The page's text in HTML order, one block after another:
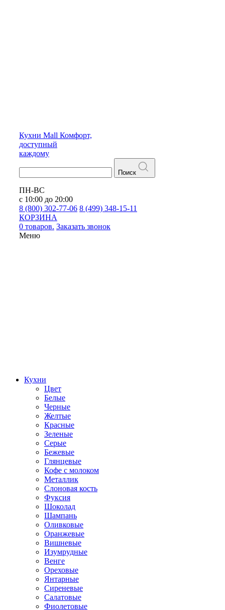
Кухни Mall Комфорт,
доступный
каждому
Поиск
ПН-ВС
с 10:00 до 20:00
8 (800) 302-77-06 8 (499) 348-15-11
КОРЗИНА
0 товаров. Заказать звонок
Меню
Кухни
Цвет
Белые
Черные
Желтые
Красные
Зеленые
Серые
Бежевые
Глянцевые
Кофе с молоком
Металлик
Слоновая кость
Фуксия
Шоколад
Шампань
Оливковые
Оранжевые
Вишневые
Изумрудные
Венге
Ореховые
Янтарные
Сиреневые
Салатовые
Фиолетовые